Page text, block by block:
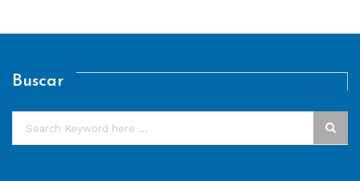
Buscar